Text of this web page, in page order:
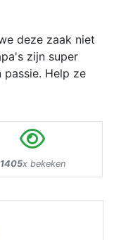
deze zaak niet
zijn super
passie. Help ze
1405x bekeken